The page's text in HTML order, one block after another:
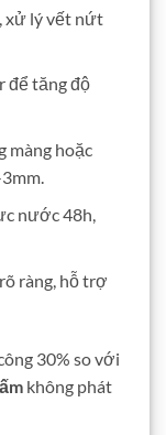
xử lý vết nứt
để tăng độ
màng hoặc
nước 48h,
ràng, hỗ trợ
30% so với
không phát